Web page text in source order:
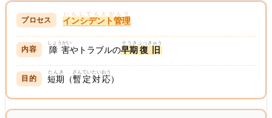
インシデント管理
いんしでんとかんり
障害
しょうがい
やトラブルの早期
そうき
復旧
ふっきゅう
短期
たんき
（暫定
ざんてい
対応
たいおう
）